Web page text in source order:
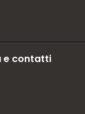
e contatti